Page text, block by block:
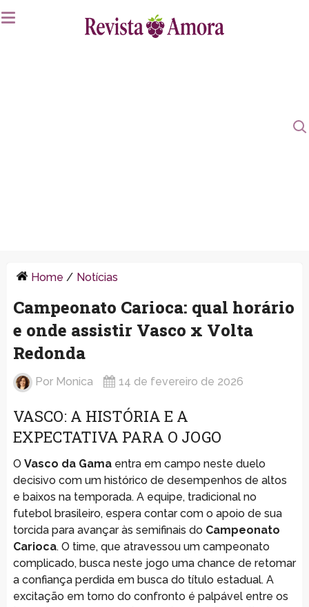
Home / Notícias
Campeonato Carioca: qual horário
e onde assistir Vasco x Volta
Redonda
Por Monica 14 de fevereiro de 2026
VASCO: A HISTÓRIA E A
EXPECTATIVA PARA O JOGO
O Vasco da Gamaentra em campo neste duelo
decisivo com um histórico de desempenhos de altos
e baixos na temporada. A equipe, tradicional no
futebol brasileiro, espera contar com o apoio de sua
torcida para avançar às semifinais do Campeonato
Carioca. O time, que atravessou um campeonato
complicado, busca neste jogo uma chance de retomar
a confiança perdida em busca do título estadual. A
excitação em torno do confronto é palpável entre os